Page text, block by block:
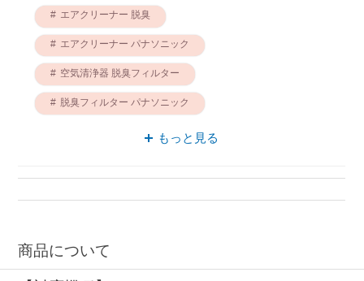
エアクリーナー 脱臭
エアクリーナー パナソニック
空気清浄器 脱臭フィルター
脱臭フィルター パナソニック
エアクリーナー 脱臭フィルター
もっと見る
商品について